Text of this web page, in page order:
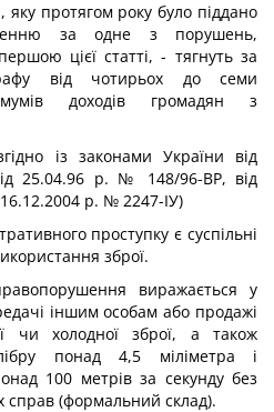
яку протягом року було піддано
за одне з порушень,
цієї статті, - тягнуть за
від чотирьох до семи
доходів громадян з
із законами України від
25.04.96 р. № 148/96-ВР, від
р. № 2247-ІУ)
проступку є суспільні
зброї.
виражається у
іншим особам або продажі
чи холодної зброї, а також
понад 4,5 міліметра і
100 метрів за секунду без
справ (формальний склад).